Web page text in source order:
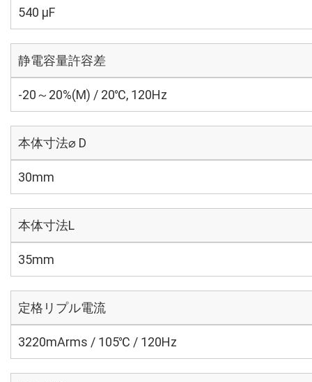
540 µF
静電容量許容差
-20～20%(M) / 20℃, 120Hz
本体寸法⌀ D
30mm
本体寸法L
35mm
定格リプル電流
3220mArms / 105℃ / 120Hz